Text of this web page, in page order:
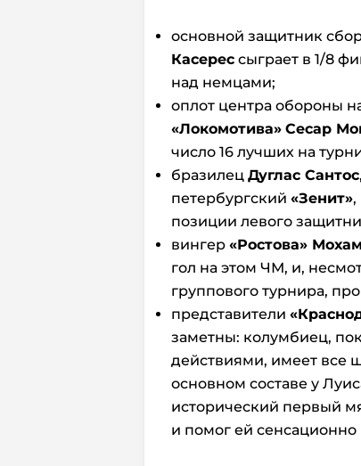
основной защитник
Касерес сыграет в 1/8
над немцами;
оплот центра обороны
«Локомотива» Сесар
число 16 лучших на
бразилец Дуглас Сантос
петербургский «Зенит»,
позиции левого
вингер «Ростова»
гол на этом ЧМ, и,
группового турнира,
представители
заметны: колумбиец,
действиями, имеет все
основном составе у
исторический первый
и помог ей сенсационно